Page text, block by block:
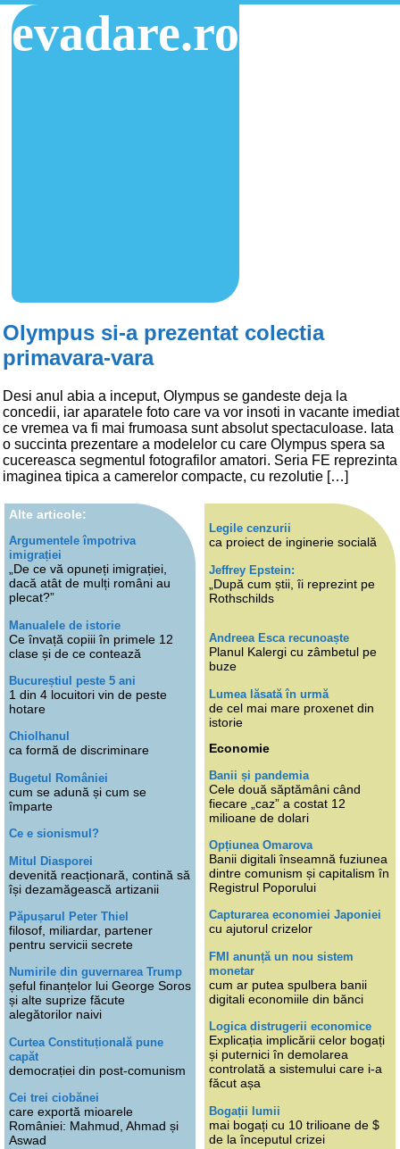
evadare.ro
Olympus si-a prezentat colectia
primavara-vara
Desi anul abia a inceput, Olympus se gandeste deja la
concedii, iar aparatele foto care va vor insoti in vacante imediat
ce vremea va fi mai frumoasa sunt absolut spectaculoase. Iata
o succinta prezentare a modelelor cu care Olympus spera sa
cucereasca segmentul fotografilor amatori. Seria FE reprezinta
imaginea tipica a camerelor compacte, cu rezolutie […]
Alte articole:
Argumentele împotriva
imigrației
„De ce vă opuneți imigrației,
dacă atât de mulți români au
plecat?”
Manualele de istorie
Ce învață copiii în primele 12
clase și de ce contează
Bucureștiul peste 5 ani
1 din 4 locuitori vin de peste
hotare
Chiolhanul
ca formă de discriminare
Bugetul României
cum se adună și cum se
împarte
Ce e sionismul?
Mitul Diasporei
devenită reacționară, contină să
își dezamăgească artizanii
Păpușarul Peter Thiel
filosof, miliardar, partener
pentru servicii secrete
Numirile din guvernarea Trump
șeful finanțelor lui George Soros
și alte suprize făcute
alegătorilor naivi
Curtea Constituțională pune
capăt
democrației din post-comunism
Cei trei ciobănei
care exportă mioarele
României: Mahmud, Ahmad și
Aswad
Legile cenzurii
ca proiect de inginerie socială
Jeffrey Epstein:
„După cum știi, îi reprezint pe
Rothschilds
Andreea Esca recunoaște
Planul Kalergi cu zâmbetul pe
buze
Lumea lăsată în urmă
de cel mai mare proxenet din
istorie
Economie
Banii și pandemia
Cele două săptămâni când
fiecare „caz” a costat 12
milioane de dolari
Opțiunea Omarova
Banii digitali înseamnă fuziunea
dintre comunism și capitalism în
Registrul Poporului
Capturarea economiei Japoniei
cu ajutorul crizelor
FMI anunță un nou sistem
monetar
cum ar putea spulbera banii
digitali economiile din bănci
Logica distrugerii economice
Explicația implicării celor bogați
și puternici în demolarea
controlată a sistemului care i-a
făcut așa
Bogații lumii
mai bogați cu 10 trilioane de $
de la începutul crizei